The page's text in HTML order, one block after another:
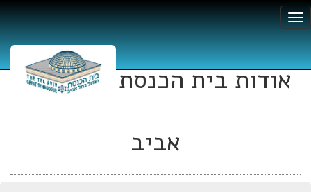
אודות בית הכנסת הגדול תל
אביב